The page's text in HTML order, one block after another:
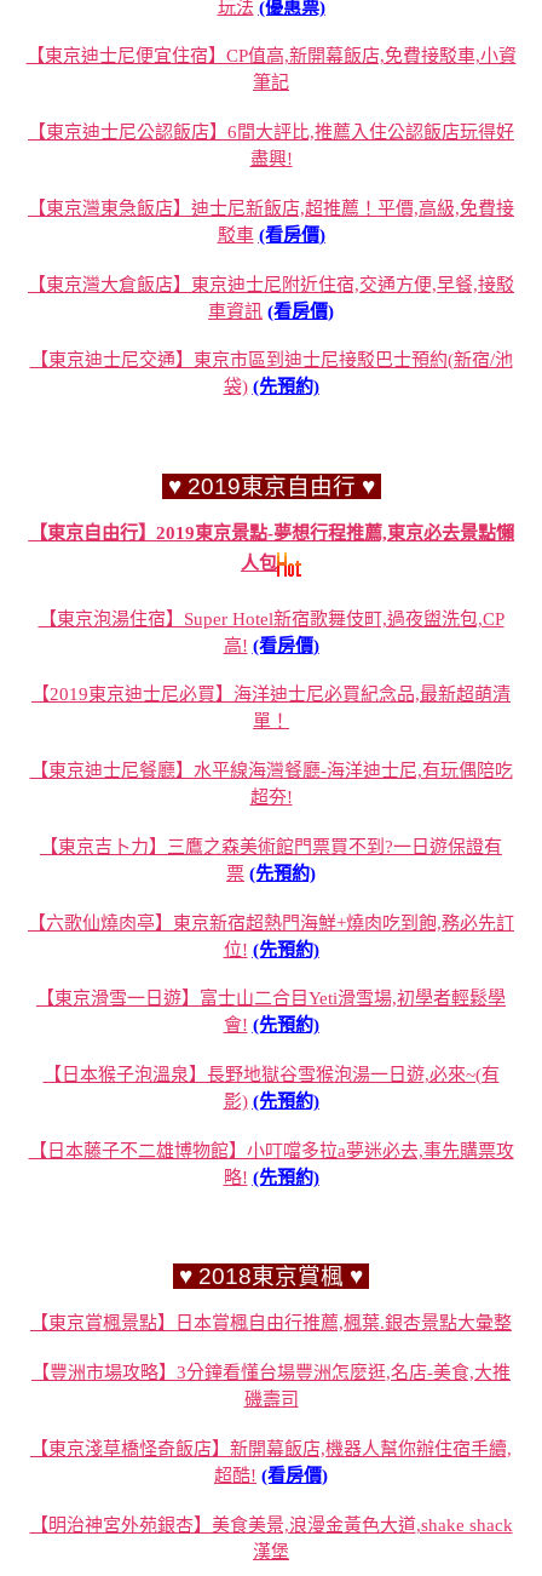
玩法 (優惠票)
【東京迪士尼便宜住宿】CP值高,新開幕飯店,免費接駁車,小資
筆記
【東京迪士尼公認飯店】6間大評比,推薦入住公認飯店玩得好
盡興!
【東京灣東急飯店】迪士尼新飯店,超推薦！平價,高級,免費接
駁車 (看房價)
【東京灣大倉飯店】東京迪士尼附近住宿,交通方便,早餐,接駁
車資訊 (看房價)
【東京迪士尼交通】東京市區到迪士尼接駁巴士預約(新宿/池
袋) (先預約)
♥ 2019東京自由行 ♥
【東京自由行】2019東京景點-夢想行程推薦,東京必去景點懶
人包
【東京泡湯住宿】Super Hotel新宿歌舞伎町,過夜盥洗包,CP
高! (看房價)
【2019東京迪士尼必買】海洋迪士尼必買紀念品,最新超萌清
單！
【東京迪士尼餐廳】水平線海灣餐廳-海洋迪士尼,有玩偶陪吃
超夯!
【東京吉卜力】三鷹之森美術館門票買不到?一日遊保證有
票 (先預約)
【六歌仙燒肉亭】東京新宿超熱門海鮮+燒肉吃到飽,務必先訂
位! (先預約)
【東京滑雪一日遊】富士山二合目Yeti滑雪場,初學者輕鬆學
會! (先預約)
【日本猴子泡溫泉】長野地獄谷雪猴泡湯一日遊,必來~(有
影) (先預約)
【日本藤子不二雄博物館】小叮噹多拉a夢迷必去,事先購票攻
略! (先預約)
♥ 2018東京賞楓 ♥
【東京賞楓景點】日本賞楓自由行推薦,楓葉.銀杏景點大彙整
【豐洲市場攻略】3分鐘看懂台場豐洲怎麼逛,名店-美食,大推
磯壽司
【東京淺草橋怪奇飯店】新開幕飯店,機器人幫你辦住宿手續,
超酷! (看房價)
【明治神宮外苑銀杏】美食美景,浪漫金黃色大道,shake shack
漢堡